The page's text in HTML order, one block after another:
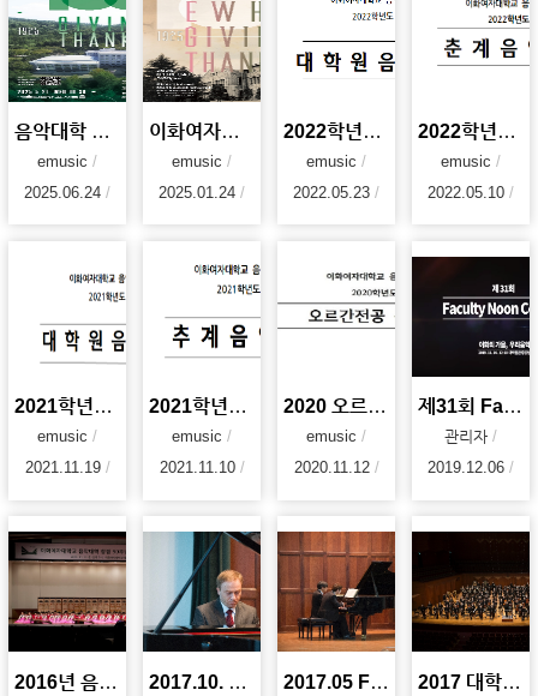
음악대학 창립 100주년 기념 음악회
emusic
2025.06.24
이화여자대학교 음악대학 100주년
emusic
2025.01.24
2022학년도 1학기 음악대학 대학원 음악회
emusic
2022.05.23
2022학년도 음악대학 춘계음악회
emusic
2022.05.10
2021학년도 음악대학 대학원음악회
emusic
2021.11.19
2021학년도 음악대학 추계음악회
emusic
2021.11.10
2020 오르간전공 음악회
emusic
2020.11.12
제31회 Faculty Noon Concert '이화의 가을, 우리음악'
관리자
2019.12.06
2016년 음악대학 90주년 기녕 대음악회 사진 자료 2017.10. Faculty Noon Concert 2017.05 Faculty Noon Concert 2017 대학오케스트라 축제